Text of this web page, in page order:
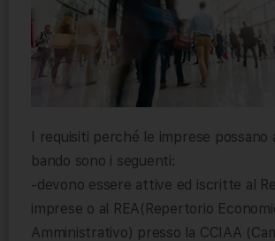
I requisiti perché le imprese possano
bando sono i seguenti:
-devono essere attive ed iscritte al
imprese o al REA(Repertorio
Amministrativo) presso la CCIAA